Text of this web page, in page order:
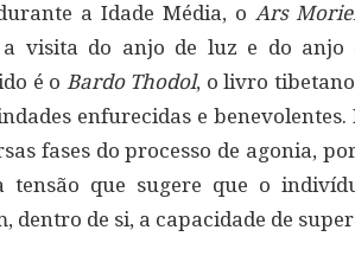
a Idade Média, o Ars
a visita do anjo de luz e do anjo
é o Bardo Thodol, o livro
enfurecidas e
fases do processo de agonia,
tensão que sugere que o
dentro de si, a capacidade de